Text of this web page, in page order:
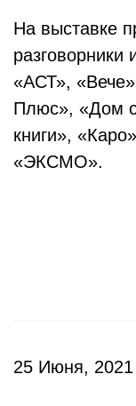
На выставке
разговорники
«АСТ»,
Плюс», «Дом
книги»,
«ЭКСМО».
25 Июня, 2021